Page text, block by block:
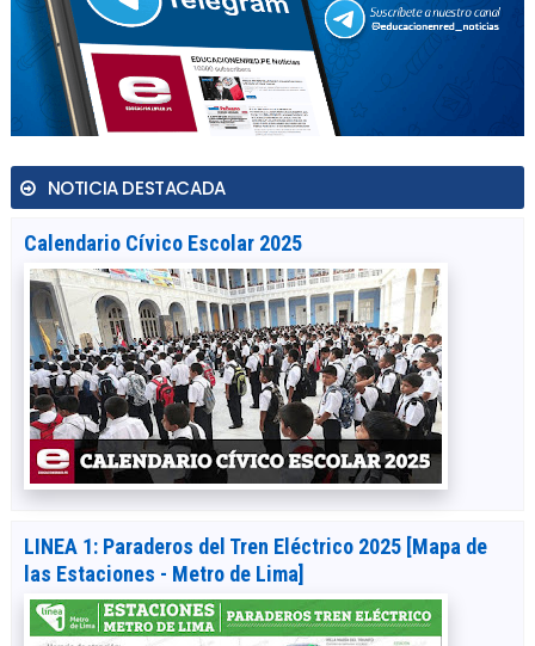
NOTICIA DESTACADA
Calendario Cívico Escolar 2025
LINEA 1: Paraderos del Tren Eléctrico 2025 [Mapa de
las Estaciones - Metro de Lima]